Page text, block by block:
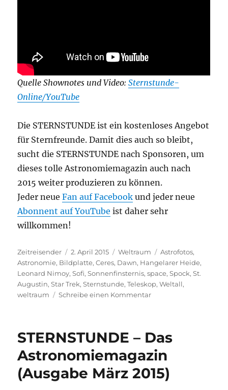
Quelle Shownotes und Video:Sternstunde-
Online/YouTube
Die STERNSTUNDE ist ein kostenloses Angebot
für Sternfreunde. Damit dies auch so bleibt,
sucht die STERNSTUNDE nach Sponsoren, um
dieses tolle Astronomiemagazin auch nach
2015 weiter produzieren zu können.
Jeder neueFan auf Facebook und jeder neue
Abonnent auf YouTube ist daher sehr
willkommen!
Autor
Zeitreisender
Veröffentlicht
am
2. April 2015 Kategorien
Weltraum Schlagwörter
Astrofotos,
Astronomie, Bildplatte,Ceres, Dawn, Hangelarer Heide,
Leonard Nimoy,Sofi,Sonnenfinsternis,space,Spock,St.
Augustin,Star Trek,Sternstunde,Teleskop,Weltall,
weltraum
Schreibe einen Kommentarzu
Astronomiemagazin
(Ausgabe
April
2015)
STERNSTUNDE – Das
Astronomiemagazin
(Ausgabe März 2015)